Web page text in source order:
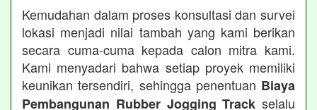
Kemudahan dalam proses konsultasi dan survei
lokasi menjadi nilai tambah yang kami berikan
secara cuma-cuma kepada calon mitra kami.
Kami menyadari bahwa setiap proyek memiliki
keunikan tersendiri, sehingga penentuan Biaya
Pembangunan Rubber Jogging Track selalu